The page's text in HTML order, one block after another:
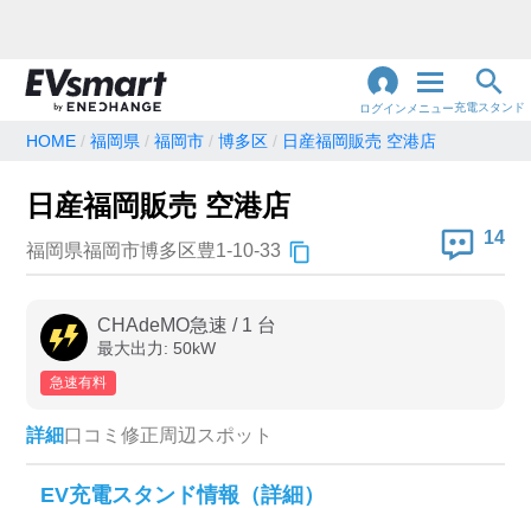
ログイン メニュー充電スタンド
地名・観光スポット・住所で検索
充電器の種類
急速充電器のみ表示
高速道路上のみ表示
認証システム
HOME 福岡県 福岡市 博多区 日産福岡販売 空港店
日産福岡販売 空港店
福岡県福岡市博多区豊1-10-33
14
CHAdeMO急速 / 1 台
最大出力: 50kW
急速有料
詳細口コミ 修正周辺スポット
EV充電スタンド情報（詳細）